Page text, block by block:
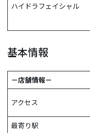
ハイドラフェイシャル
基本情報
－店舗情報－
アクセス
最寄り駅